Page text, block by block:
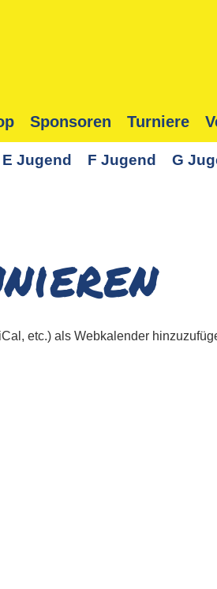
Sponsoren Turniere
E Jugend F Jugend G
etc.) als Webkalender